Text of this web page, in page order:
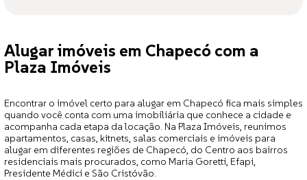
Alugar imóveis em Chapecó com a
Plaza Imóveis
Encontrar o imóvel certo para alugar em Chapecó fica mais simples
quando você conta com uma imobiliária que conhece a cidade e
acompanha cada etapa da locação. Na Plaza Imóveis, reunimos
apartamentos, casas, kitnets, salas comerciais e imóveis para
alugar em diferentes regiões de Chapecó, do Centro aos bairros
residenciais mais procurados, como Maria Goretti, Efapi,
Presidente Médici e São Cristóvão.